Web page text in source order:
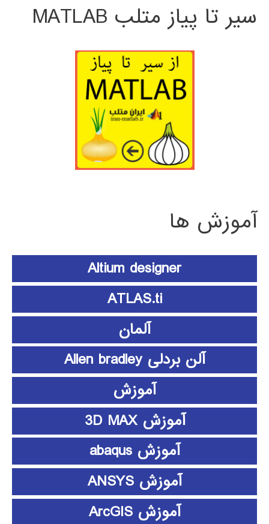
سیر تا پیاز متلب MATLAB
آموزش ها
Altium designer
ATLAS.ti
آلمان
آلن بردلی Allen bradley
آموزش
آموزش 3D MAX
آموزش abaqus
آموزش ANSYS
آموزش ArcGIS